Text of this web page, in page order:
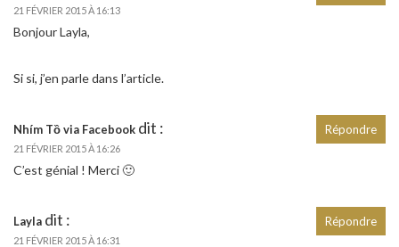
21 FÉVRIER 2015 À 16:13
Bonjour Layla,
Si si, j’en parle dans l’article.
Nhím Tồ via Facebook dit :
21 FÉVRIER 2015 À 16:26
C’est génial ! Merci 🙂
Répondre
Layla dit :
21 FÉVRIER 2015 À 16:31
Répondre